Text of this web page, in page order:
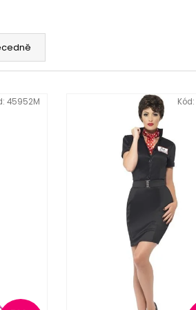
45952M Kód: